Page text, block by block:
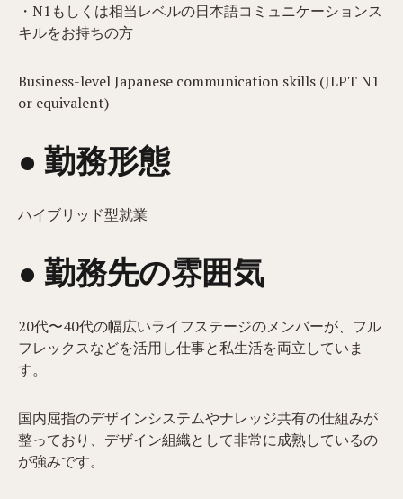
・N1もしくは相当レベルの日本語コミュニケーションス
キルをお持ちの方
Business-level Japanese communication skills (JLPT N1
or equivalent)
● 勤務形態
ハイブリッド型就業
● 勤務先の雰囲気
20代〜40代の幅広いライフステージのメンバーが、フル
フレックスなどを活用し仕事と私生活を両立していま
す。
国内屈指のデザインシステムやナレッジ共有の仕組みが
整っており、デザイン組織として非常に成熟しているの
が強みです。